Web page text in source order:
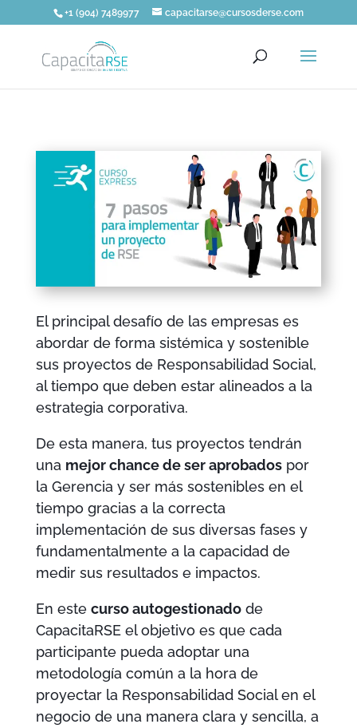
+1 (904) 7489977 capacitarse@cursosderse.com
El principal desafío de las empresas es
abordar de forma sistémica y sostenible
sus proyectos de Responsabilidad Social,
al tiempo que deben estar alineados a la
estrategia corporativa.
De esta manera, tus proyectos tendrán
una mejor chance de ser aprobadospor
la Gerencia y ser más sostenibles en el
tiempo gracias a la correcta
implementación de sus diversas fases y
fundamentalmente a la capacidad de
medir sus resultados e impactos.
En este curso autogestionadode
CapacitaRSE el objetivo es que cada
participante pueda adoptar una
metodología común a la hora de
proyectar la Responsabilidad Social en el
negocio de una manera clara y sencilla, a